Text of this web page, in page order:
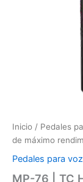
Inicio / Pedales
de máximo
Pedales para voz
MP-76 | TC